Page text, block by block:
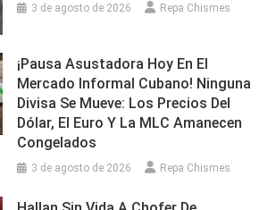
3 de agosto de 2026 Repa Chismes
¡Pausa Asustadora Hoy En El
Mercado Informal Cubano! Ninguna
Divisa Se Mueve: Los Precios Del
Dólar, El Euro Y La MLC Amanecen
Congelados
3 de agosto de 2026 Repa Chismes